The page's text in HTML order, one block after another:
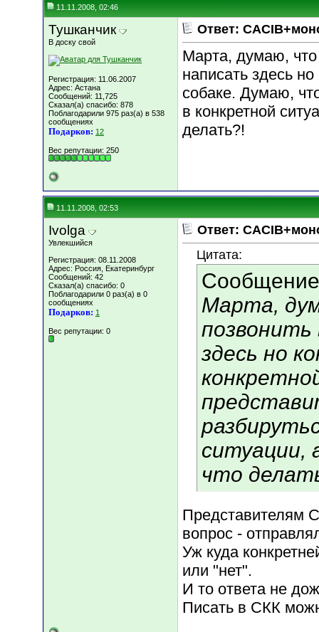
11.11.2008, 02:46
Тушканчик
В доску свой
Регистрация: 11.06.2007
Адрес: Астана
Сообщений: 11,725
Сказал(а) спасибо: 878
Поблагодарили 975 раз(а) в 538
сообщениях
Подарков: 12
Вес репутации: 250
Ответ:
Марта, думаю, что
написать здесь
собаке. Думаю,
в конкретной
делать?!
11.11.2008, 02:53
Ivolga
Увлекшийся
Регистрация: 08.11.2008
Адрес: Россия, Екатеринбург
Сообщений: 42
Сказал(а) спасибо: 0
Поблагодарили 0 раз(а) в 0
сообщениях
Подарков: 1
Вес репутации: 0
Ответ:
Цитата:
Марта,
здесь но
ситуации,
что
Представителям
вопрос -
Уж куда
или "нет".
И то ответа не
Писать в СКК